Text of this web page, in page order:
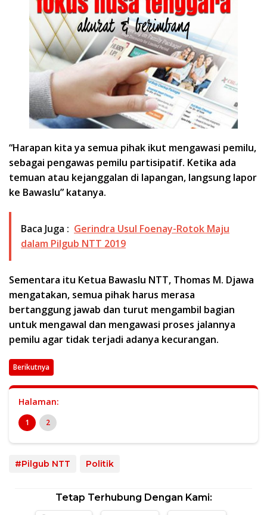
“Harapan kita ya semua pihak ikut mengawasi pemilu,
sebagai pengawas pemilu partisipatif. Ketika ada
temuan atau kejanggalan di lapangan, langsung lapor
ke Bawaslu” katanya.
Baca Juga : Gerindra Usul Foenay-Rotok Maju
dalam Pilgub NTT 2019
Sementara itu Ketua Bawaslu NTT, Thomas M. Djawa
mengatakan, semua pihak harus merasa
bertanggung jawab dan turut mengambil bagian
untuk mengawal dan mengawasi proses jalannya
pemilu agar tidak terjadi adanya kecurangan.
Berikutnya
Halaman:
1 2
#Pilgub NTT Politik
Tetap Terhubung Dengan Kami: